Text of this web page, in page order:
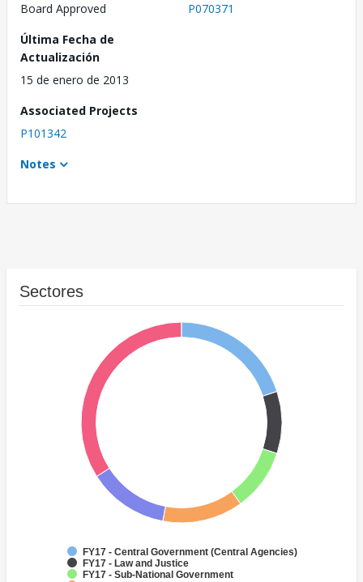
Board Approved
P070371
Última Fecha de
Actualización
15 de enero de 2013
Associated Projects
P101342
Notes
Sectores
FY17 - Central Government (Central Agencies)
FY17 - Law and Justice
FY17 - Sub-National Government